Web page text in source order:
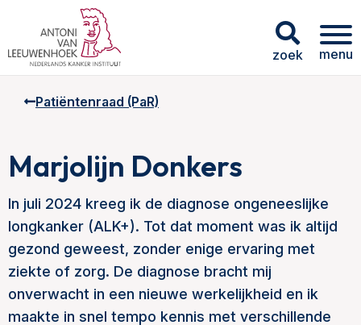
zoek menu
Patiëntenraad (PaR)
Marjolijn Donkers
In juli 2024 kreeg ik de diagnose ongeneeslijke
longkanker (ALK+). Tot dat moment was ik altijd
gezond geweest, zonder enige ervaring met
ziekte of zorg. De diagnose bracht mij
onverwacht in een nieuwe werkelijkheid en ik
maakte in snel tempo kennis met verschillende